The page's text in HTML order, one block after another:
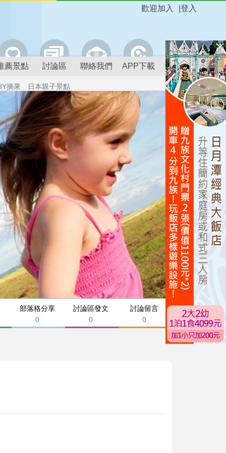
登入
歡迎加入
薦景點 討論區 聯絡我們 APP下載
摘果 日本親子景點
部落格分享
0
討論區發文
0
討論留言
0